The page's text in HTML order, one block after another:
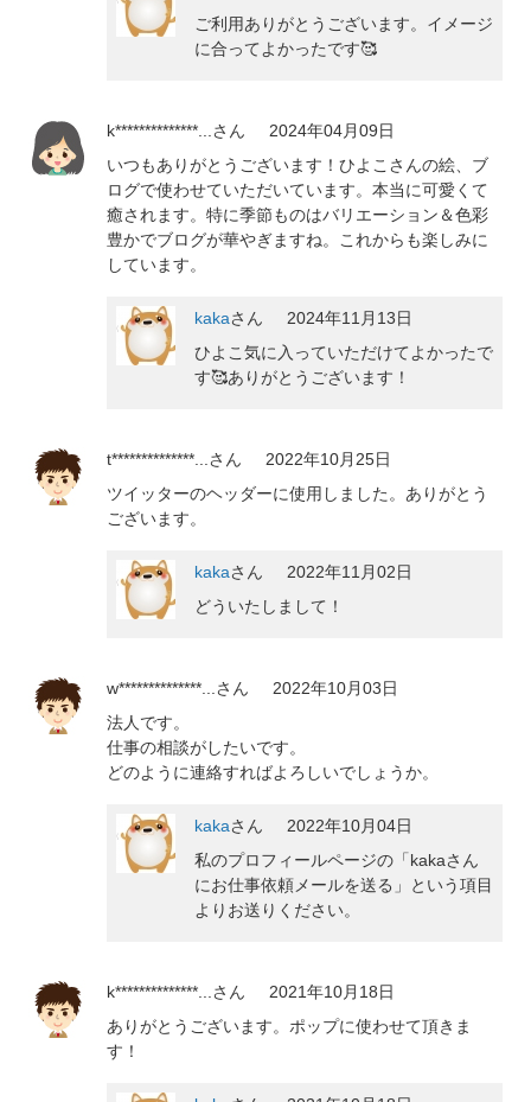
ご利用ありがとうございます。イメージ
に合ってよかったです🥰
k**************... さん
2024年04月09日
いつもありがとうございます！ひよこさんの絵、ブ
ログで使わせていただいています。本当に可愛くて
癒されます。特に季節ものはバリエーション＆色彩
豊かでブログが華やぎますね。これからも楽しみに
しています。
kakaさん
2024年11月13日
ひよこ気に入っていただけてよかったで
す🥰ありがとうございます！
t**************... さん
2022年10月25日
ツイッターのヘッダーに使用しました。ありがとう
ございます。
kakaさん
2022年11月02日
どういたしまして！
w**************... さん
2022年10月03日
法人です。
仕事の相談がしたいです。
どのように連絡すればよろしいでしょうか。
kakaさん
2022年10月04日
私のプロフィールページの「kakaさん
にお仕事依頼メールを送る」という項目
よりお送りください。
k**************... さん
2021年10月18日
ありがとうございます。ポップに使わせて頂きま
す！